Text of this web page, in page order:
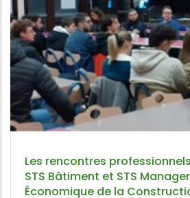
Les rencontres
STS Bâtiment et STS
Économique de la